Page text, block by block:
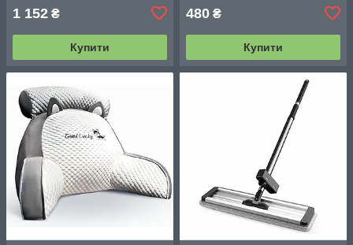
1 152 ₴
Купити
480 ₴
Купити